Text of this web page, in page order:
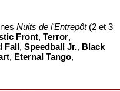
Nuits de l'Entrepôt (2 et 3
Front, Terror,
Fall, Speedball Jr., Black
, Eternal Tango,